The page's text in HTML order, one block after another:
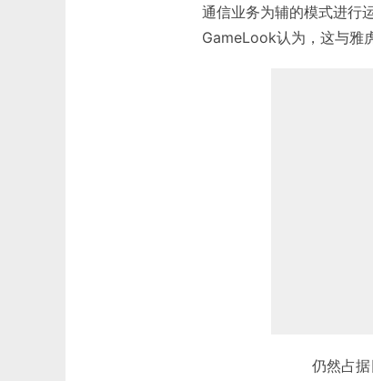
通信业务为辅的模式进行
GameLook认为，这与雅
仍然占